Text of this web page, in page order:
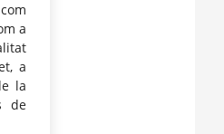
a
a
la
de